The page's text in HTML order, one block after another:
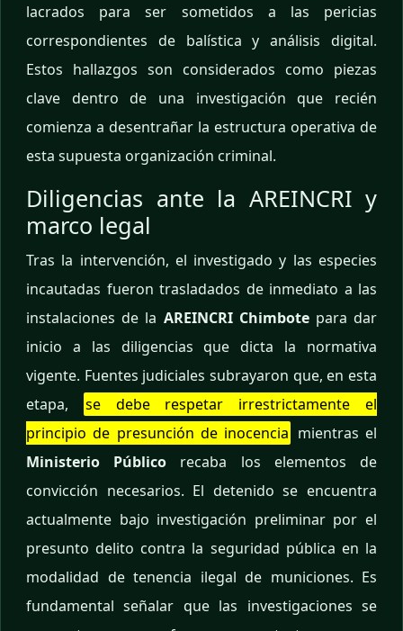
lacrados para ser sometidos a las pericias
correspondientes de balística y análisis digital.
Estos hallazgos son considerados como piezas
clave dentro de una investigación que recién
comienza a desentrañar la estructura operativa de
esta supuesta organización criminal.
Diligencias ante la AREINCRI y
marco legal
Tras la intervención, el investigado y las especies
incautadas fueron trasladados de inmediato a las
instalaciones de la AREINCRI Chimbotepara dar
inicio a las diligencias que dicta la normativa
vigente. Fuentes judiciales subrayaron que, en esta
etapa, se debe respetar irrestrictamente el
principio de presunción de inocencia mientras el
Ministerio Público recaba los elementos de
convicción necesarios. El detenido se encuentra
actualmente bajo investigación preliminar por el
presunto delito contra la seguridad pública en la
modalidad de tenencia ilegal de municiones. Es
fundamental señalar que las investigaciones se